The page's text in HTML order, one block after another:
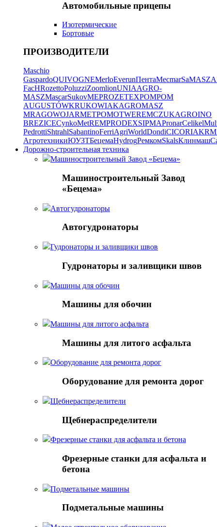
Автомобильные прицепы
Изотермические
Бортовые
ПРОИЗВОДИТЕЛИ
Maschio
GaspardoQUIVOGNEMerloEverunПентаMecmarSaMASZ
FacHRozettoPoluzziZoomlionUNIAAGRO-
MASZMascarSukovMEPROZETEXPOMPOM
AUGUSTÓWKRUKOWIAKAGROMASZ
MRAGOWOJARMETPOMOTWEREMCZUKAGROINO
BREZICECynkoMetREMPRODEXSIPMAPronarCelikel
PedrottiShtrahlSabantinoFerriAgriWorldDondiCICORIA
АгротехникиЮУЗТБецемаHydrogРемкомSkalsКлинмаш
Дорожно-строительная техника
Машиностроительный Завод «Бецема»
Машиностроительный Завод
«Бецема»
Автогудронаторы
Автогудронаторы
Гудронаторы и заливщики швов
Гудронаторы и заливщики швов
Машины для обочин
Машины для обочин
Машины для литого асфальта
Машины для литого асфальта
Оборудование для ремонта дорог
Оборудование для ремонта дорог
Щебнераспределители
Щебнераспределители
Фрезерные станки для асфальта и бетона
Фрезерные станки для асфальта и
бетона
Подметальные машины
Подметальные машины